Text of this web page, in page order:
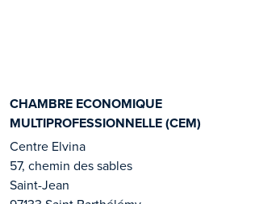
CHAMBRE ECONOMIQUE
MULTIPROFESSIONNELLE (CEM)
Centre Elvina
57, chemin des sables
Saint-Jean